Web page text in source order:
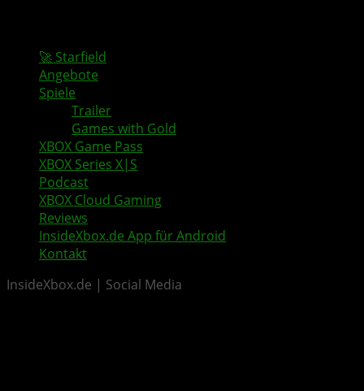
🚀 Starfield
Angebote
Spiele
Trailer
Games with Gold
XBOX Game Pass
XBOX Series X|S
Podcast
XBOX Cloud Gaming
Reviews
InsideXbox.de App für Android
Kontakt
InsideXbox.de | Social Media